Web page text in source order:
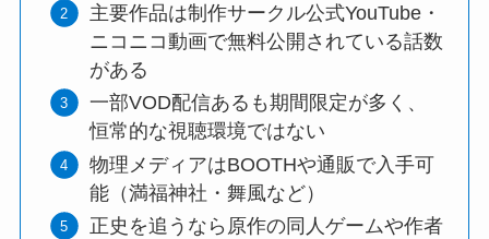
主要作品は制作サークル公式YouTube・
ニコニコ動画で無料公開されている話数
がある
一部VOD配信あるも期間限定が多く、
恒常的な視聴環境ではない
物理メディアはBOOTHや通販で入手可
能（満福神社・舞風など）
正史を追うなら原作の同人ゲームや作者